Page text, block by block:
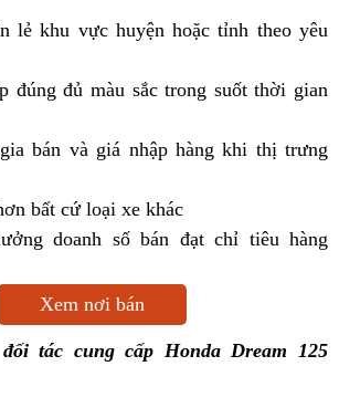
lẻ khu vực huyện hoặc tỉnh theo yêu
đúng đủ màu sắc trong suốt thời gian
bán và giá nhập hàng khi thị trưng
bất cứ loại xe khác
doanh số bán đạt chỉ tiêu hàng
Xem nơi bán
tác cung cấp Honda Dream 125